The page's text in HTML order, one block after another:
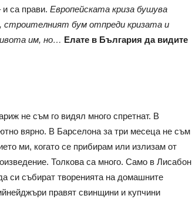
са прави. Европейската криза бушува
строителният бум отпреди кризата и
им, но… Елате в България да видите
не съм го видял много спретнат. В
вярно. В Барселона за три месеца не съм
ми, когато се прибирам или излизам от
Толкова са много. Само в Лисабон
си събират творенията на домашните
правят свинщини и купчини